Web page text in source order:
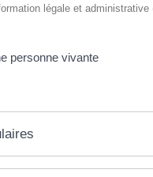
légale et administrative
personne vivante